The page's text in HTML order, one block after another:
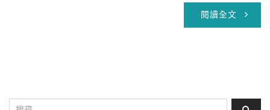
閱讀全文